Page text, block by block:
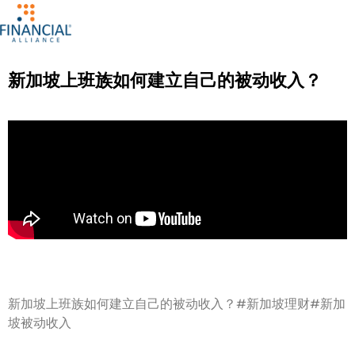
新加坡上班族如何建立自己的被动收入？
新加坡上班族如何建立自己的被动收入？#新加坡理财#新加
坡被动收入